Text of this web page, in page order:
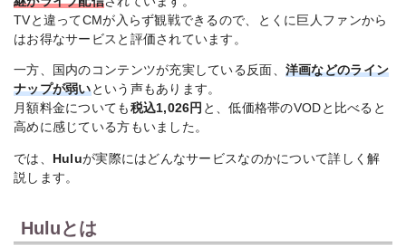
8月
中・毎
国内
ドラ
八神瑛子 -上野
中央署 組織犯罪
Huluオリジナル。7
最新話配信対象
8月
中・毎
週日曜
国内
アニ
メ
BLEACH 千年血
戦篇-禍進譚-
最終クール。Huluで
8月26
TVと違ってCMが入らず観戦できるので、とくに巨人ファンから
はお得なサービスと評価されています。
一方、国内のコンテンツが充実している反面、 洋画などのライン
ナップが弱いという声もあります。
月額料金についても 税込1,026円 と、低価格帯のVODと比べると
高めに感じている方もいました。
では、 Huluが実際にはどんなサービスなのかについて詳しく解
説します。
Huluとは